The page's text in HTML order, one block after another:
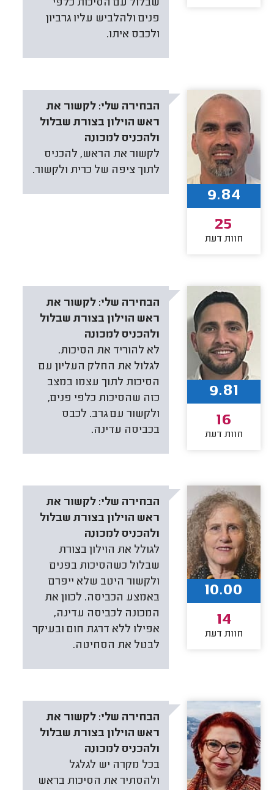
שבלול עם הסיכות כלפי
פנים ולהלביש עליו גרביון
ולכבס איתו.
הבחירה שלי: לקשור את
ראש הוילון בצורת שבלול
ולהכניס למכונה
לקשור את הראש, להכניס
לתוך ציפה של כרית ולקשור.
9.84
25
חוות דעת
הבחירה שלי: לקשור את
ראש הוילון בצורת שבלול
ולהכניס למכונה
לא להוריד את הסיכות.
לגלול את החלק העליון עם
הסיכות לתוך עצמו במצב
כזה שהסיכות כלפי פנים,
ולקשור עם גרב. לכבס
בכביסה עדינה.
9.81
16
חוות דעת
הבחירה שלי: לקשור את
ראש הוילון בצורת שבלול
ולהכניס למכונה
לגולל את הוילון בצורת
שבלול כשהסיכות בפנים
ולקשור היטב שלא ייפרם
באמצע הכביסה. לכוון את
המכונה לכביסה עדינה,
אפילו ללא דרגת חום ובעיקר
לבטל את הסחיטה.
10.00
14
חוות דעת
הבחירה שלי: לקשור את
ראש הוילון בצורת שבלול
ולהכניס למכונה
בכל מקרה יש לגלגל
ולהסתיר את הסיכות בראש